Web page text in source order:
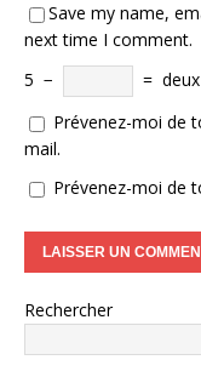
Save my name,
next time I comment.
5 − = deux
Prévenez-moi de
mail.
Prévenez-moi de
Rechercher